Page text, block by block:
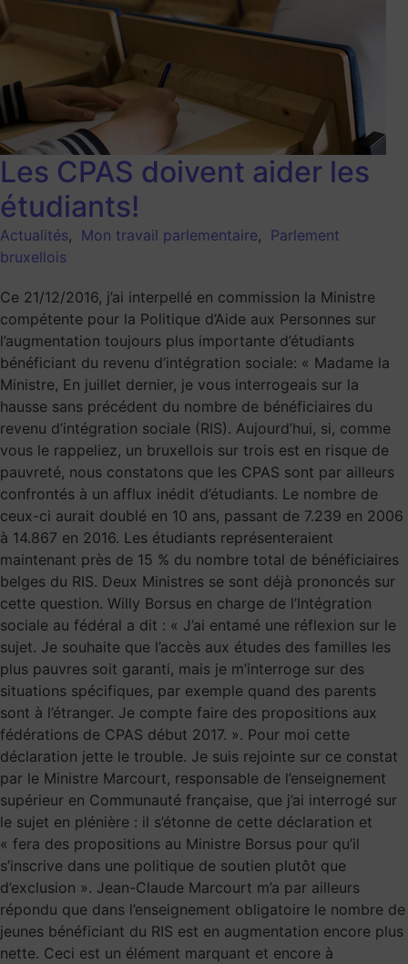
Les CPAS doivent aider les
étudiants!
Actualités, Mon travail parlementaire, Parlement
bruxellois
Ce 21/12/2016, j’ai interpellé en commission la Ministre
compétente pour la Politique d’Aide aux Personnes sur
l’augmentation toujours plus importante d’étudiants
bénéficiant du revenu d’intégration sociale: « Madame la
Ministre, En juillet dernier, je vous interrogeais sur la
hausse sans précédent du nombre de bénéficiaires du
revenu d’intégration sociale (RIS). Aujourd’hui, si, comme
vous le rappeliez, un bruxellois sur trois est en risque de
pauvreté, nous constatons que les CPAS sont par ailleurs
confrontés à un afflux inédit d’étudiants. Le nombre de
ceux-ci aurait doublé en 10 ans, passant de 7.239 en 2006
à 14.867 en 2016. Les étudiants représenteraient
maintenant près de 15 % du nombre total de bénéficiaires
belges du RIS. Deux Ministres se sont déjà prononcés sur
cette question. Willy Borsus en charge de l’Intégration
sociale au fédéral a dit : « J’ai entamé une réflexion sur le
sujet. Je souhaite que l’accès aux études des familles les
plus pauvres soit garanti, mais je m’interroge sur des
situations spécifiques, par exemple quand des parents
sont à l’étranger. Je compte faire des propositions aux
fédérations de CPAS début 2017. ». Pour moi cette
déclaration jette le trouble. Je suis rejointe sur ce constat
par le Ministre Marcourt, responsable de l’enseignement
supérieur en Communauté française, que j’ai interrogé sur
le sujet en plénière : il s’étonne de cette déclaration et
« fera des propositions au Ministre Borsus pour qu’il
s’inscrive dans une politique de soutien plutôt que
d’exclusion ». Jean-Claude Marcourt m’a par ailleurs
répondu que dans l’enseignement obligatoire le nombre de
jeunes bénéficiant du RIS est en augmentation encore plus
nette. Ceci est un élément marquant et encore à